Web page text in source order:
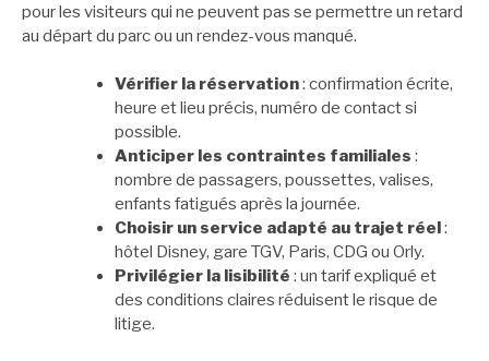
pour les visiteurs qui ne peuvent pas se permettre un retard
au départ du parc ou un rendez-vous manqué.
Vérifier la réservation: confirmation écrite,
heure et lieu précis, numéro de contact si
possible.
Anticiper les contraintes familiales :
nombre de passagers, poussettes, valises,
enfants fatigués après la journée.
Choisir un service adapté au trajet réel :
hôtel Disney, gare TGV, Paris, CDG ou Orly.
Privilégier la lisibilité : un tarif expliqué et
des conditions claires réduisent le risque de
litige.